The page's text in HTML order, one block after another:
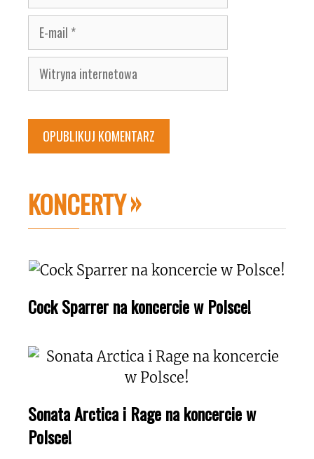
E-
mail
Witryna
internetowa
KONCERTY
Cock Sparrer na koncercie w Polsce!
Sonata Arctica i Rage na koncercie w
Polsce!